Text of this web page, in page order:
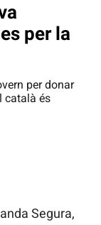
per la
per donar
català és
Segura,